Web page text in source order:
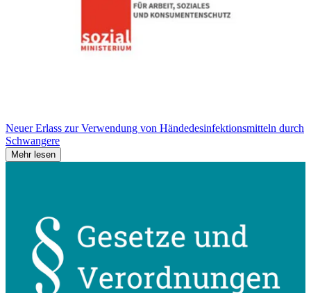
Neuer Erlass zur Verwendung von Händedesinfektionsmitteln durch
Schwangere
Mehr lesen